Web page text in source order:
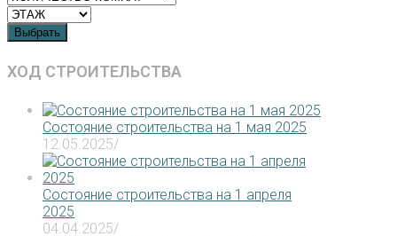
Выбрать
ХОД СТРОИТЕЛЬСТВА
Состояние строительства на 1 мая 2025
12.05.2025/
Состояние строительства на 1 апреля
2025
04.04.2025/